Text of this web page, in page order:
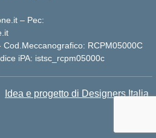
– Pec:
RCPM05000C
iPA: istsc_rcpm05000c
Idea e progetto di Designers Italia